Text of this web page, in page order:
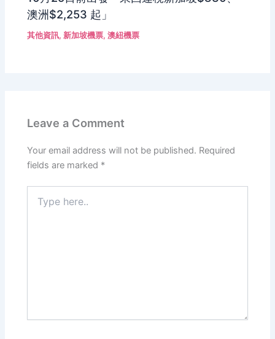
澳洲$2,253 起」
其他資訊,新加坡機票,澳紐機票
Leave a Comment
Your email address will not be published. Required
fields are marked *
here..